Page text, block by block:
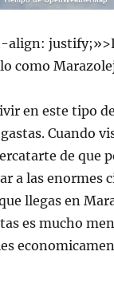
align:
como
en este tipo
Cuando
de que
a las enormes
llegas en
es mucho